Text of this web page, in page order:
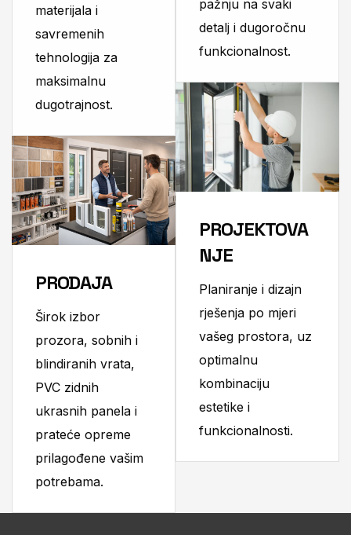
materijala i
savremenih
tehnologija za
maksimalnu
dugotrajnost.
PRODAJA
Širok izbor
prozora, sobnih i
blindiranih vrata,
PVC zidnih
ukrasnih panela i
prateće opreme
prilagođene vašim
potrebama.
pažnju na svaki
detalj i dugoročnu
funkcionalnost.
PROJEKTOVA
NJE
Planiranje i dizajn
rješenja po mjeri
vašeg prostora, uz
optimalnu
kombinaciju
estetike i
funkcionalnosti.